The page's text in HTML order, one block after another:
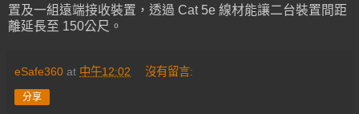
置及一組遠端接收裝置，透過 Cat 5e 線材能讓二台裝置間距
離延長至 150公尺。
eSafe360 at 中午12:02 沒有留言:
分享